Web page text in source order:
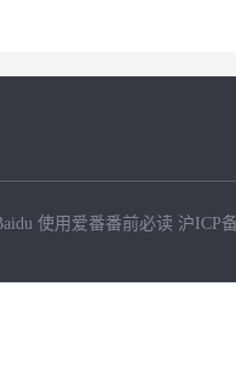
使用爱番番前必读 沪ICP